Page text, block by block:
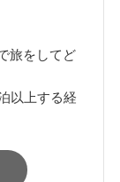
旅をしてど
以上する経